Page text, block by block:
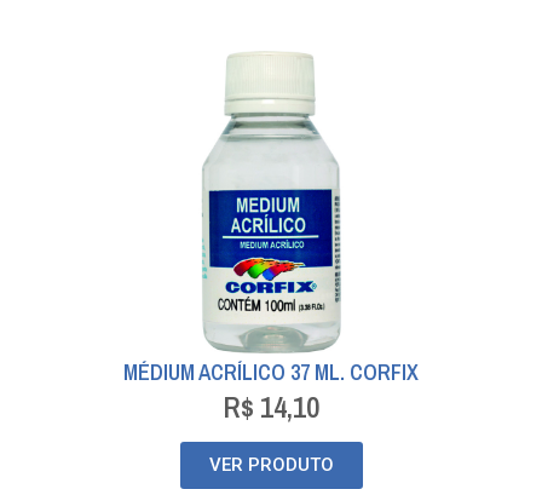
MÉDIUM ACRÍLICO 37 ML. CORFIX
R$ 14,10
VER PRODUTO